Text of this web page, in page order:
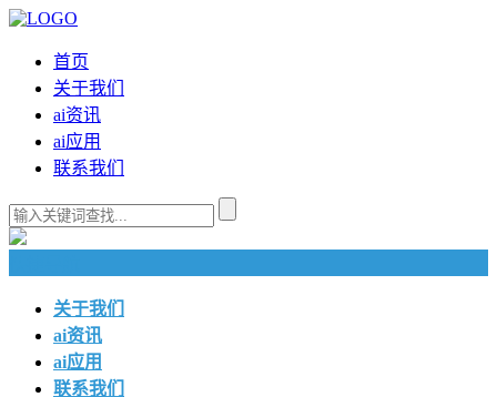
首页
关于我们
ai资讯
ai应用
联系我们
关于我们
ai资讯
ai应用
联系我们